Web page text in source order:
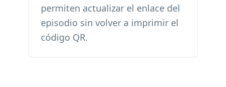
permiten actualizar el enlace del
episodio sin volver a imprimir el
código QR.